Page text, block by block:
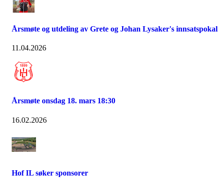
Årsmøte og utdeling av Grete og Johan Lysaker's innsatspokal
11.04.2026
Årsmøte onsdag 18. mars 18:30
16.02.2026
Hof IL søker sponsorer